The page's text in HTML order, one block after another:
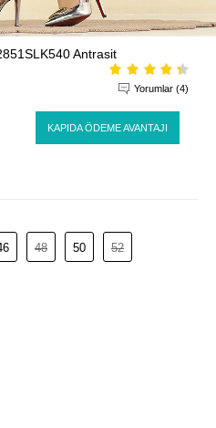
Antrasit
Yorumlar (4)
KAPIDA ÖDEME AVANTAJI
48 50 52